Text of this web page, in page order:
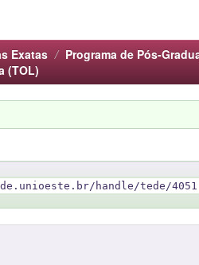
Exatas
Programa de Pós-
(TOL)
handle/tede/4051